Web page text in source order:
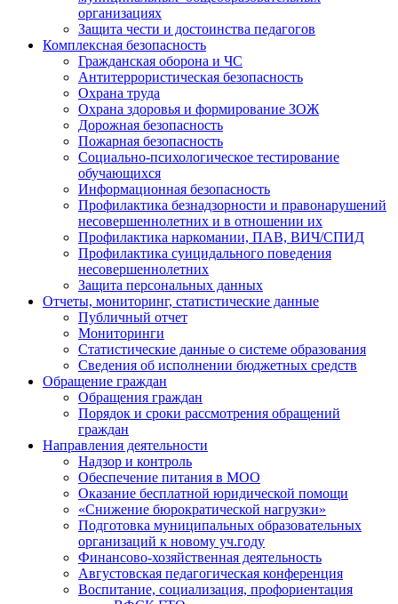
организациях
Защита чести и достоинства педагогов
Комплексная безопасность
Гражданская оборона и ЧС
Антитеррористическая безопасность
Охрана труда
Охрана здоровья и формирование ЗОЖ
Дорожная безопасность
Пожарная безопасность
Социально-психологическое тестирование
обучающихся
Информационная безопасность
Профилактика безнадзорности и правонарушений
несовершеннолетних и в отношении их
Профилактика наркомании, ПАВ, ВИЧ/СПИД
Профилактика суицидального поведения
несовершеннолетних
Защита персональных данных
Отчеты, мониторинг, статистические данные
Публичный отчет
Мониторинги
Статистические данные о системе образования
Сведения об исполнении бюджетных средств
Обращение граждан
Обращения граждан
Порядок и сроки рассмотрения обращений
граждан
Направления деятельности
Надзор и контроль
Обеспечение питания в МОО
Оказание бесплатной юридической помощи
«Снижение бюрократической нагрузки»
Подготовка муниципальных образовательных
организаций к новому уч.году
Финансово-хозяйственная деятельность
Августовская педагогическая конференция
Воспитание, социализация, профориентация